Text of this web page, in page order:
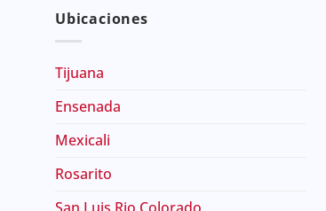
Ubicaciones
Tijuana
Ensenada
Mexicali
Rosarito